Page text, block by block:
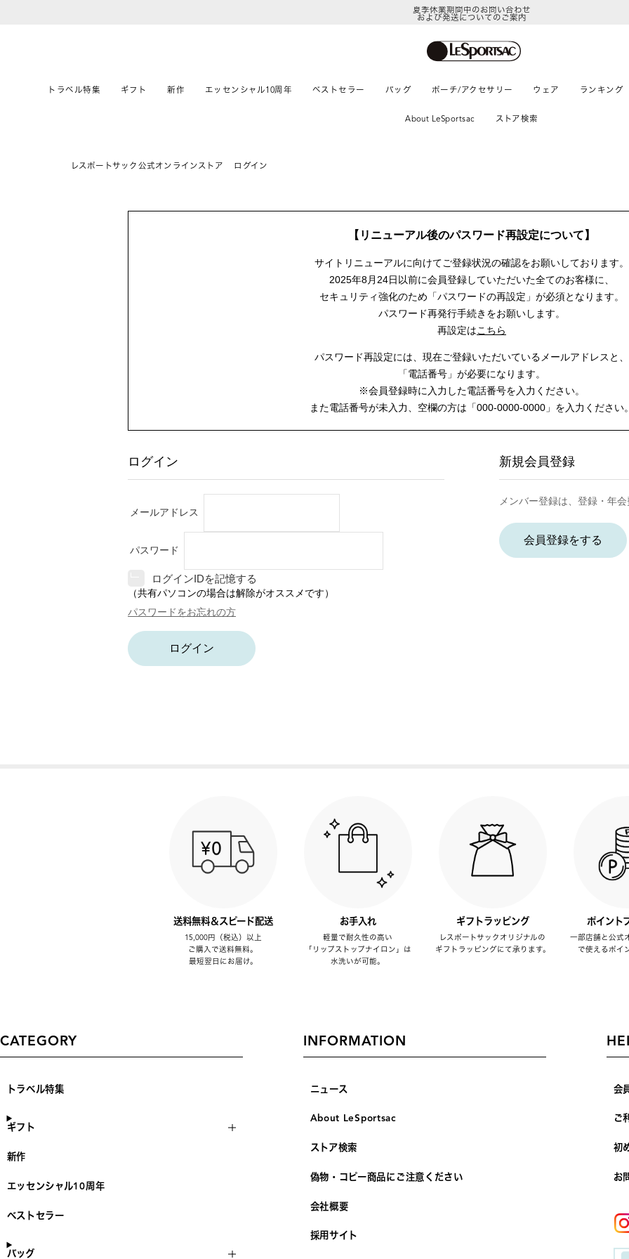
夏季休業期間中のお問い合わせ
および発送についてのご案内
トラベル特集 ギフト 新作 エッセンシャル10周年 ベストセラー バッグ ポーチ/アクセサリー ウェア ランキング
About LeSportsac ストア検索
レスポートサック公式オンラインストア ログイン
【リニューアル後のパスワード再設定について】
サイトリニューアルに向けてご登録状況の確認をお願いしております。
2025年8月24日以前に会員登録していただいた全てのお客様に、
セキュリティ強化のため「パスワードの再設定」が必須となります。
パスワード再発行手続きをお願いします。
再設定はこちら
パスワード再設定には、 現在ご登録いただいているメールアドレスと、
「電話番号」が必要になります。
※会員登録時に入力した電話番号を入力ください。
また電話番号が未入力、空欄の方は 「000-0000-0000」を入力ください。
ログイン
メールアドレス
パスワード
ログインIDを記憶する
（共有パソコンの場合は解除がオススメです）
パスワードをお忘れの方
ログイン
新規会員登録
メンバー登録は、登録・年会
会員登録をする
送料無料＆スピード配送
15,000円（税込）以上
ご購入で送料無料。
最短翌日にお届け。
お手入れ
軽量で耐久性の高い
「リップストップナイロン」は
水洗いが可能。
ギフトラッピング
レスポートサックオリジナルの
ギフトラッピングにて承ります。
ポイント
一部店舗と公式
で使えるポイ
CATEGORY
トラベル特集
ギフト
新作
エッセンシャル10周年
ベストセラー
バッグ
INFORMATION
ニュース
About LeSportsac
ストア検索
偽物・コピー商品にご注意ください
会社概要
採用サイト
会
ご
初
お